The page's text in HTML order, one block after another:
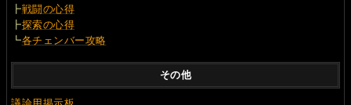
┣戦闘の心得
┣探索の心得
┗各チェンバー攻略
その他